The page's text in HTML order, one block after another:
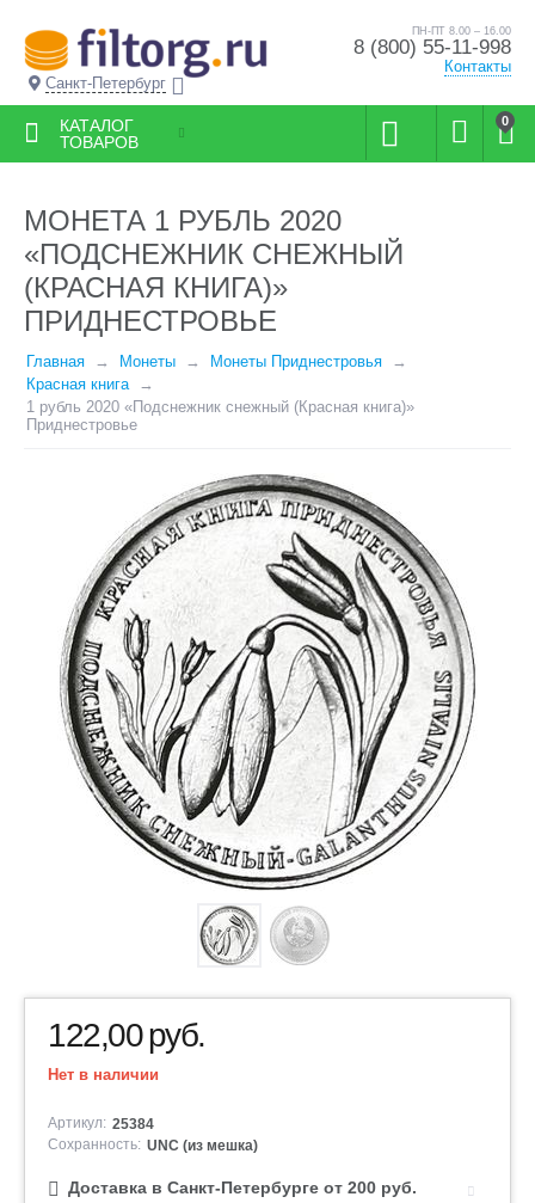
Санкт-Петербург
ПН-ПТ 8.00 – 16.00
8 (800) 55-11-998
Контакты
0
КАТАЛОГ
ТОВАРОВ
МОНЕТА 1 РУБЛЬ 2020
«ПОДСНЕЖНИК СНЕЖНЫЙ
(КРАСНАЯ КНИГА)»
ПРИДНЕСТРОВЬЕ
Главная Монеты
Монеты Приднестровья
Красная книга
1 рубль 2020 «Подснежник снежный (Красная книга)»
Приднестровье
122,00руб.
Нет в наличии
Артикул: 25384
Сохранность: UNC (из мешка)
Доставка в Санкт-Петербурге от 200 руб.